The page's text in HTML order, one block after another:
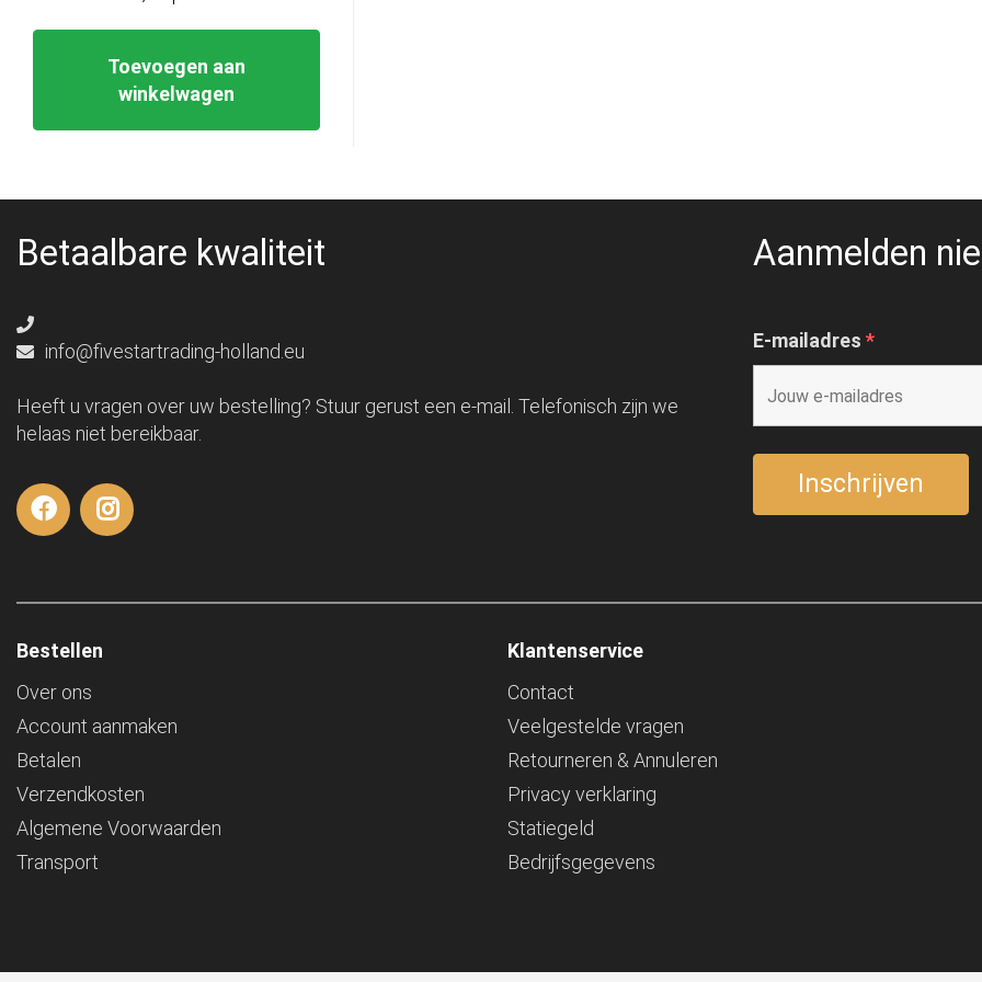
Toevoegen aan
winkelwagen
Betaalbare kwaliteit
info@fivestartrading-holland.eu
Heeft u vragen over uw bestelling? Stuur gerust een e-mail. Telefonisch zijn we
helaas niet bereikbaar.
Aanmelden
E-mailadres *
Bestellen
Over ons
Account aanmaken
Betalen
Verzendkosten
Algemene Voorwaarden
Transport
Klantenservice
Contact
Veelgestelde vragen
Retourneren & Annuleren
Privacy verklaring
Statiegeld
Bedrijfsgegevens